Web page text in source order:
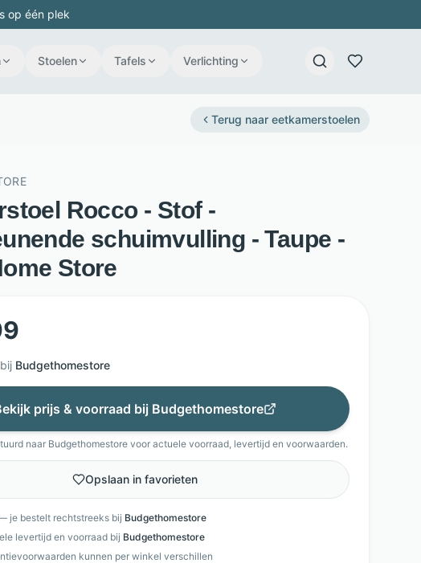
op één plek
Stoelen Tafels Verlichting
Terug naar eetkamerstoelen
Rocco - Stof -
schuimvulling - Taupe -
Store
Budgethomestore
prijs & voorraad bij Budgethomestore
naar Budgethomestore voor actuele voorraad, levertijd en voorwaarden.
Opslaan in favorieten
je bestelt rechtstreeks bij Budgethomestore
levertijd en voorraad bij Budgethomestore
kunnen per winkel verschillen